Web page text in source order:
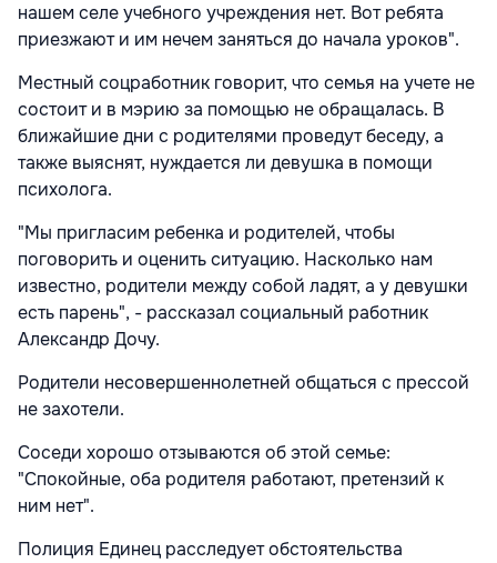
нашем селе учебного учреждения нет. Вот ребята
приезжают и им нечем заняться до начала уроков".
Местный соцработник говорит, что семья на учете не
состоит и в мэрию за помощью не обращалась. В
ближайшие дни с родителями проведут беседу, а
также выяснят, нуждается ли девушка в помощи
психолога.
"Мы пригласим ребенка и родителей, чтобы
поговорить и оценить ситуацию. Насколько нам
известно, родители между собой ладят, а у девушки
есть парень", - рассказал социальный работник
Александр Дочу.
Родители несовершеннолетней общаться с прессой
не захотели.
Соседи хорошо отзываются об этой семье:
"Спокойные, оба родителя работают, претензий к
ним нет".
Полиция Единец расследует обстоятельства